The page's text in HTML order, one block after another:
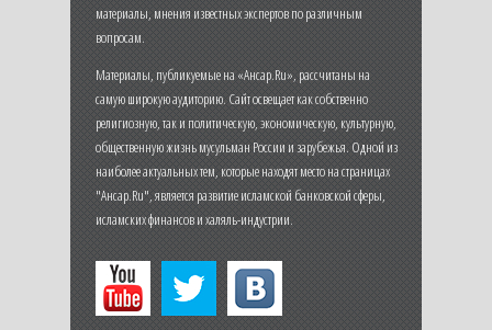
материалы, мнения известных экспертов по различным
вопросам.
Материалы, публикуемые на «Ансар.Ru», рассчитаны на
самую широкую аудиторию. Сайт освещает как собственно
религиозную, так и политическую, экономическую, культурную,
общественную жизнь мусульман России и зарубежья. Одной из
наиболее актуальных тем, которые находят место на страницах
"Ансар.Ru", является развитие исламской банковской сферы,
исламских финансов и халяль-индустрии.